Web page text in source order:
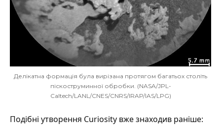
Делікатна формація була вирізана протягом багатьох століть
піскоструминної обробки. (NASA/JPL-
Caltech/LANL/CNES/CNRS/IRAP/IAS/LPG)
Подібні утворення Curiosity вже знаходив раніше: